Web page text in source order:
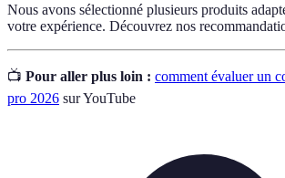
Nous avons sélectionné plusieurs produits
votre expérience. Découvrez nos
📺 Pour aller plus loin : comment évaluer un
pro 2026 sur YouTube